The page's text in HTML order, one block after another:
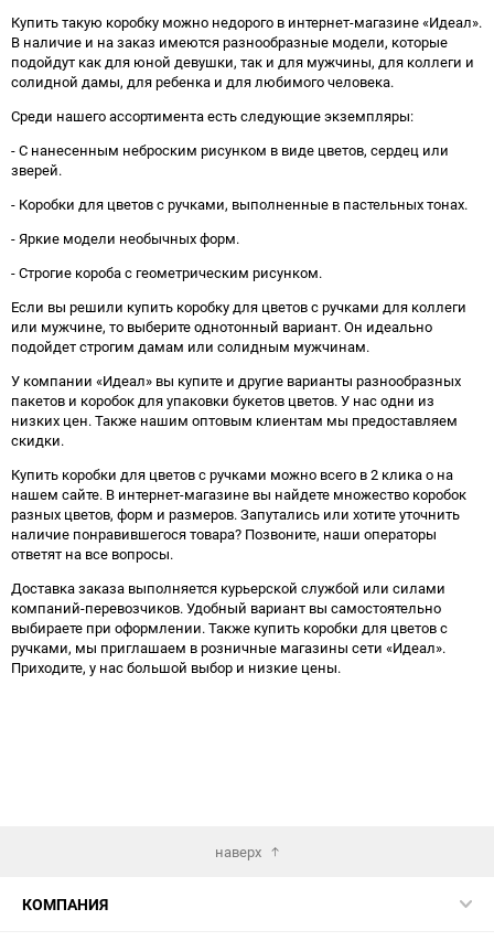
Купить такую коробку можно недорого в интернет-магазине «Идеал».
В наличие и на заказ имеются разнообразные модели, которые
подойдут как для юной девушки, так и для мужчины, для коллеги и
солидной дамы, для ребенка и для любимого человека.
Среди нашего ассортимента есть следующие экземпляры:
- С нанесенным неброским рисунком в виде цветов, сердец или
зверей.
- Коробки для цветов с ручками, выполненные в пастельных тонах.
- Яркие модели необычных форм.
- Строгие короба с геометрическим рисунком.
Если вы решили купить коробку для цветов с ручками для коллеги
или мужчине, то выберите однотонный вариант. Он идеально
подойдет строгим дамам или солидным мужчинам.
У компании «Идеал» вы купите и другие варианты разнообразных
пакетов и коробок для упаковки букетов цветов. У нас одни из
низких цен. Также нашим оптовым клиентам мы предоставляем
скидки.
Купить коробки для цветов с ручками можно всего в 2 клика о на
нашем сайте. В интернет-магазине вы найдете множество коробок
разных цветов, форм и размеров. Запутались или хотите уточнить
наличие понравившегося товара? Позвоните, наши операторы
ответят на все вопросы.
Доставка заказа выполняется курьерской службой или силами
компаний-перевозчиков. Удобный вариант вы самостоятельно
выбираете при оформлении. Также купить коробки для цветов с
ручками, мы приглашаем в розничные магазины сети «Идеал».
Приходите, у нас большой выбор и низкие цены.
наверх
КОМПАНИЯ